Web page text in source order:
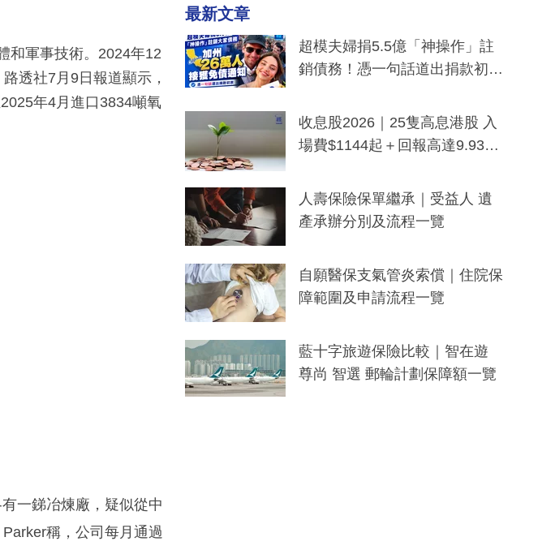
和軍事技術。2024年12
透社7月9日報道顯示，
年4月進口3834噸氧
一銻冶煉廠，疑似從中
稱，公司每月通過
最新文章
超模夫婦捐5.5億「神操作」註
銷債務！憑一句話道出捐款初
一度被誤當詐騙手段
收息股2026｜25隻高息港股 入
場費$1144起＋回報高達9.93
人壽保險保單繼承｜受益人 遺
產承辦分別及流程一覽
自願醫保支氣管炎索償｜住院保
障範圍及申請流程一覽
藍十字旅遊保險比較｜智在遊
尊尚 智選 郵輪計劃保障額一覽